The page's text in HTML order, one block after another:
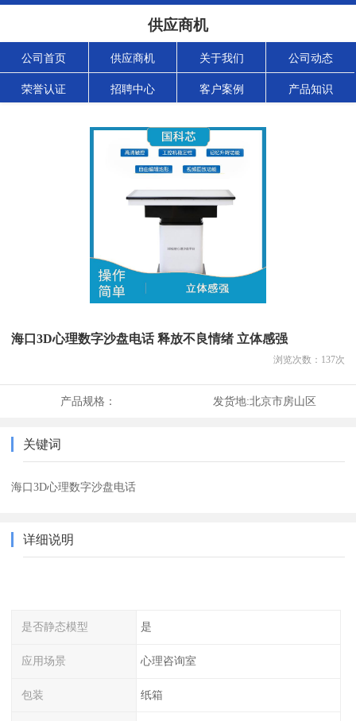
供应商机
公司首页 供应商机 关于我们 公司动态
荣誉认证 招聘中心 客户案例 产品知识
海口3D心理数字沙盘电话 释放不良情绪 立体感强
浏览次数： 137次
产品规格： 发货地:北京市房山区
关键词
海口3D心理数字沙盘电话
详细说明
是否静态模型 是
应用场景 心理咨询室
包装 纸箱